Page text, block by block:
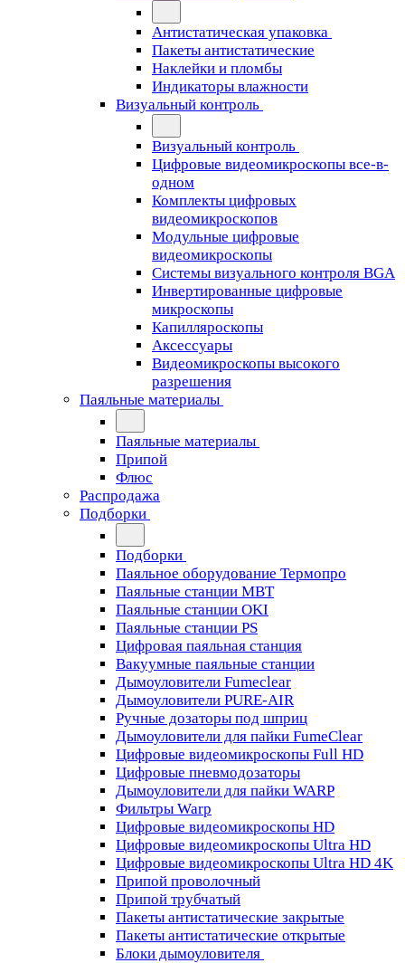
Антистатическая упаковка
Пакеты антистатические
Наклейки и пломбы
Индикаторы влажности
Визуальный контроль
Визуальный контроль
Цифровые видеомикроскопы все-в-
одном
Комплекты цифровых
видеомикроскопов
Модульные цифровые
видеомикроскопы
Cистемы визуального контроля BGA
Инвертированные цифровые
микроскопы
Капилляроскопы
Аксессуары
Видеомикроскопы высокого
разрешения
Паяльные материалы
Паяльные материалы
Припой
Флюс
Распродажа
Подборки
Подборки
Паяльное оборудование Термопро
Паяльные станции MBT
Паяльные станции OKI
Паяльные станции PS
Цифровая паяльная станция
Вакуумные паяльные станции
Дымоуловители Fumeclear
Дымоуловители PURE-AIR
Ручные дозаторы под шприц
Дымоуловители для пайки FumeClear
Цифровые видеомикроскопы Full HD
Цифровые пневмодозаторы
Дымоуловители для пайки WARP
Фильтры Warp
Цифровые видеомикроскопы HD
Цифровые видеомикроскопы Ultra HD
Цифровые видеомикроскопы Ultra HD 4K
Припой проволочный
Припой трубчатый
Пакеты антистатические закрытые
Пакеты антистатические открытые
Блоки дымоуловителя